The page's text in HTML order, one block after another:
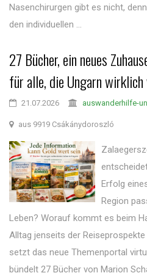
Nasenchirurgen gibt es nicht,
den individuellen ...
27 Bücher, ein neues
für alle, die Ungarn
21.07.2026 auswanderhilfe-
aus 9919 Csákánydoroszló
Erfolg
Region
Leben? Worauf kommt es beim
Alltag jenseits der
setzt das neue Themenportal
bündelt 27 Bücher von Marion